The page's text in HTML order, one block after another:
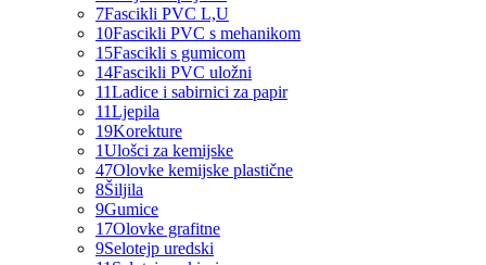
7Fascikli PVC L,U
10Fascikli PVC s mehanikom
15Fascikli s gumicom
14Fascikli PVC uložni
11Ladice i sabirnici za papir
11Ljepila
19Korekture
1Ulošci za kemijske
47Olovke kemijske plastične
8Šiljila
9Gumice
17Olovke grafitne
9Selotejp uredski